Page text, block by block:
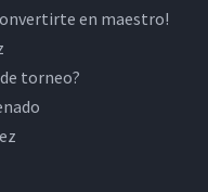
en maestro!
torneo?